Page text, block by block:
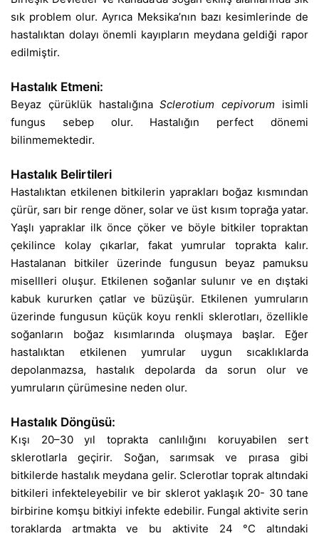
sık problem olur. Ayrıca Meksika’nın bazı kesimlerinde de
hastalıktan dolayı önemli kayıpların meydana geldiği rapor
edilmiştir.
Hastalık Etmeni:
Beyaz çürüklük hastalığınaSclerotium cepivorum isimli
fungus sebep olur. Hastalığın perfect dönemi
bilinmemektedir.
Hastalık Belirtileri
Hastalıktan etkilenen bitkilerin yaprakları boğaz kısmından
çürür, sarı bir renge döner, solar ve üst kısım toprağa yatar.
Yaşlı yapraklar ilk önce çöker ve böyle bitkiler topraktan
çekilince kolay çıkarlar, fakat yumrular toprakta kalır.
Hastalanan bitkiler üzerinde fungusun beyaz pamuksu
misellleri oluşur. Etkilenen soğanlar sulunır ve en dıştaki
kabuk kururken çatlar ve büzüşür. Etkilenen yumruların
üzerinde fungusun küçük koyu renkli sklerotları, özellikle
soğanların boğaz kısımlarında oluşmaya başlar. Eğer
hastalıktan etkilenen yumrular uygun sıcaklıklarda
depolanmazsa, hastalık depolarda da sorun olur ve
yumruların çürümesine neden olur.
Hastalık Döngüsü:
Kışı 20–30 yıl toprakta canlılığını koruyabilen sert
sklerotlarla geçirir. Soğan, sarımsak ve pırasa gibi
bitkilerde hastalık meydana gelir. Sclerotlar toprak altındaki
bitkileri infekteleyebilir ve bir sklerot yaklaşık 20- 30 tane
birbirine komşu bitkiyi infekte edebilir. Fungal aktivite serin
toraklarda artmakta ve bu aktivite 24 °C altındaki